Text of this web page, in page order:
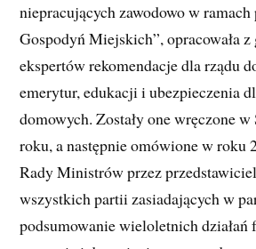
niepracujących zawodowo w ramach
Gospodyń Miejskich”, opracowała
ekspertów rekomendacje dla rządu
emerytur, edukacji i ubezpieczenia
domowych. Zostały one wręczone
roku, a następnie omówione w roku
Rady Ministrów przez
wszystkich partii zasiadających w
podsumowanie wieloletnich działań